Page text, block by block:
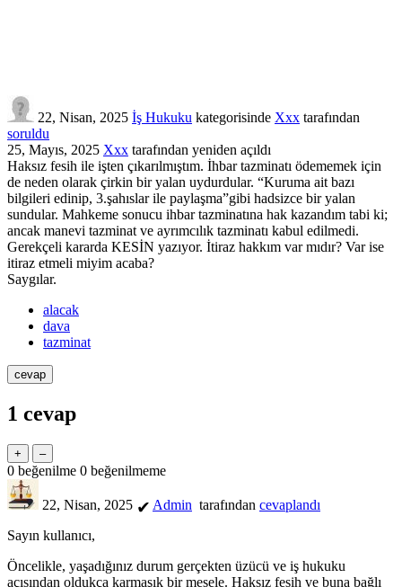
22, Nisan, 2025 İş Hukuku kategorisinde Xxx tarafından
soruldu
25, Mayıs, 2025 Xxx tarafından yeniden açıldı
Haksız fesih ile işten çıkarılmıştım. İhbar tazminatı ödememek için
de neden olarak çirkin bir yalan uydurdular. “Kuruma ait bazı
bilgileri edinip, 3.şahıslar ile paylaşma”gibi hadsizce bir yalan
sundular. Mahkeme sonucu ihbar tazminatına hak kazandım tabi ki;
ancak manevi tazminat ve ayrımcılık tazminatı kabul edilmedi.
Gerekçeli kararda KESİN yazıyor. İtiraz hakkım var mıdır? Var ise
itiraz etmeli miyim acaba?
Saygılar.
alacak
dava
tazminat
1 cevap
0 beğenilme 0 beğenilmeme
22, Nisan, 2025 ✔ Admin tarafından cevaplandı
Sayın kullanıcı,
Öncelikle, yaşadığınız durum gerçekten üzücü ve iş hukuku
açısından oldukça karmaşık bir mesele. Haksız fesih ve buna bağlı